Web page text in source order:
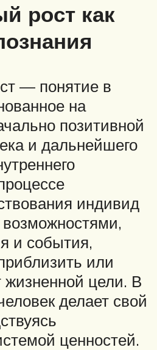
рост как
— понятие в
на
позитивной
и дальнейшего
индивид
возможностями,
и события,
или
жизненной цели. В
делает свой
ценностей.